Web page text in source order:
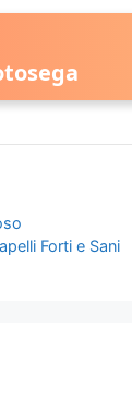
Forti e Sani